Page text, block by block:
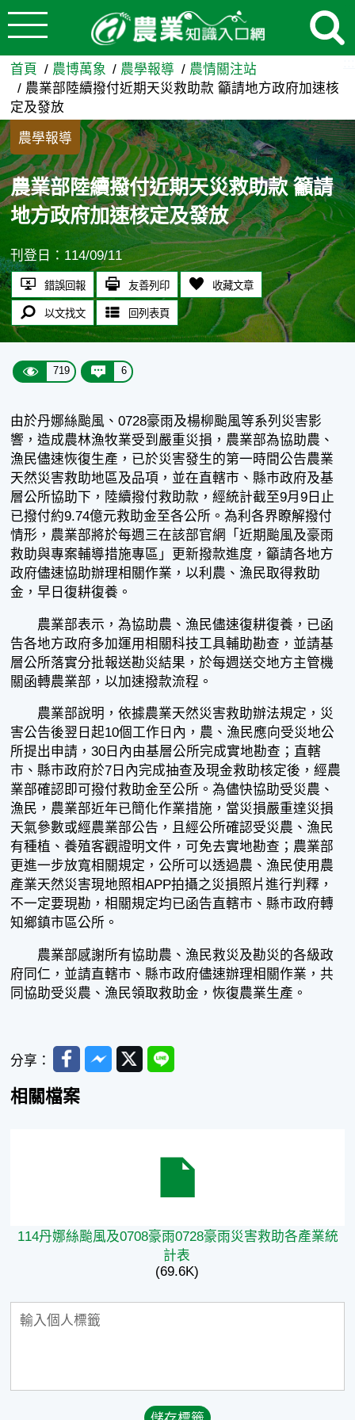
跳到主要內容
農業部陸續撥付近期天災救
首頁 農博萬象 農學報導
農情關注站
農業部陸續撥付近期天災救助款 籲請地方政府加速核
定及發放
農學報導
農業部陸續撥付近期天災救助款 籲請
地方政府加速核定及發放
刊登日：114/09/11
錯誤回報 友善列印 收藏文章
以文找文 回列表頁
719 6
由於丹娜絲颱風、0728豪雨及楊柳颱風等系列災害影
響，造成農林漁牧業受到嚴重災損，農業部為協助農、
漁民儘速恢復生產，已於災害發生的第一時間公告農業
天然災害救助地區及品項，並在直轄市、縣市政府及基
層公所協助下，陸續撥付救助款，經統計截至9月9日止
已撥付約9.74億元救助金至各公所。為利各界瞭解撥付
情形，農業部將於每週三在該部官網「近期颱風及豪雨
救助與專案輔導措施專區」更新撥款進度，籲請各地方
政府儘速協助辦理相關作業，以利農、漁民取得救助
金，早日復耕復養。
農業部表示，為協助農、漁民儘速復耕復養，已函
告各地方政府多加運用相關科技工具輔助勘查，並請基
層公所落實分批報送勘災結果，於每週送交地方主管機
關函轉農業部，以加速撥款流程。
農業部說明，依據農業天然災害救助辦法規定，災
害公告後翌日起10個工作日內，農、漁民應向受災地公
所提出申請，30日內由基層公所完成實地勘查；直轄
市、縣市政府於7日內完成抽查及現金救助核定後，經農
業部確認即可撥付救助金至公所。為儘快協助受災農、
漁民，農業部近年已簡化作業措施，當災損嚴重達災損
天氣參數或經農業部公告，且經公所確認受災農、漁民
有種植、養殖客觀證明文件，可免去實地勘查；農業部
更進一步放寬相關規定，公所可以透過農、漁民使用農
產業天然災害現地照相APP拍攝之災損照片進行判釋，
不一定要現勘，相關規定均已函告直轄市、縣市政府轉
知鄉鎮市區公所。
農業部感謝所有協助農、漁民救災及勘災的各級政
府同仁，並請直轄市、縣市政府儘速辦理相關作業，共
同協助受災農、漁民領取救助金，恢復農業生產。
分享： FacebookMessenger
TwitterLine
相關檔案
114丹娜絲颱風及0708豪雨0728豪雨災害救助各產業統
計表
(69.6K)